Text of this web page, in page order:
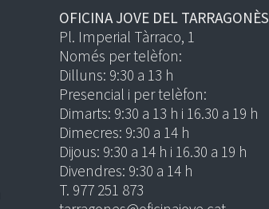
OFICINA JOVE DEL TARRAGONÈS
Pl. Imperial Tàrraco, 1
Només per telèfon:
Dilluns: 9:30 a 13 h
Presencial i per telèfon:
Dimarts: 9:30 a 13 h i 16.30 a 19 h
Dimecres: 9:30 a 14 h
Dijous: 9:30 a 14 h i 16.30 a 19 h
Divendres: 9:30 a 14 h
T. 977 251 873